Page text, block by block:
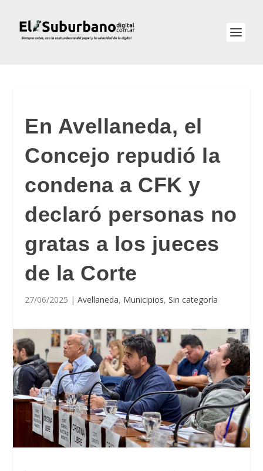
En Avellaneda, el
Concejo repudió la
condena a CFK y
declaró personas no
gratas a los jueces
de la Corte
27/06/2025 |Avellaneda, Municipios,Sin categoría